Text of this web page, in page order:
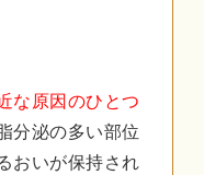
な原因のひとつ
分泌の多い部位
おいが保持され